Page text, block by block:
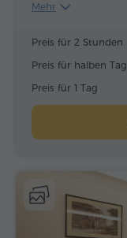
Mehr
Preis für 2 Stunden
Preis für halben Tag
Preis für 1 Tag